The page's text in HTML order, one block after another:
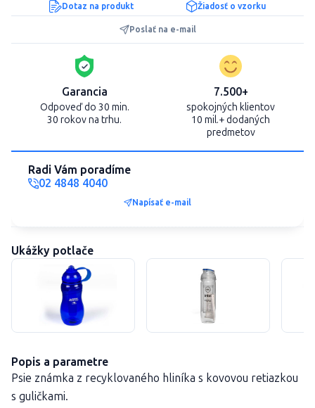
Dotaz na produkt Žiadosť o vzorku
Poslať na e-mail
Garancia
Odpoveď do 30 min.
30 rokov na trhu.
7.500+
spokojných klientov
10 mil.+ dodaných
predmetov
Radi Vám poradíme
02 4848 4040
Napísať e-mail
Ukážky potlače
Popis a parametre
Psie známka z recyklovaného hliníka s kovovou retiazkou
s guličkami.